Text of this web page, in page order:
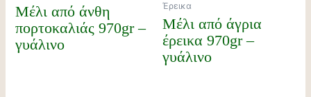
Μέλι από άνθη
πορτοκαλιάς 970gr –
γυάλινο
Έρεικα
Μέλι από άγρια
έρεικα 970gr –
γυάλινο